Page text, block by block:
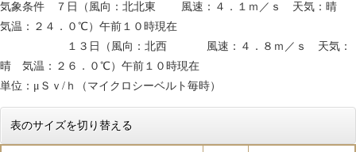
気象条件 ７日（風向：北北東 風速：４．１ｍ／ｓ 天気：晴
気温：２４．０℃）午前１０時現在
１３日（風向：北西 風速：４．８ｍ／ｓ 天気：
晴 気温：２６．０℃）午前１０時現在
単位：μＳｖ/ｈ（マイクロシーベルト毎時）
表のサイズを切り替える